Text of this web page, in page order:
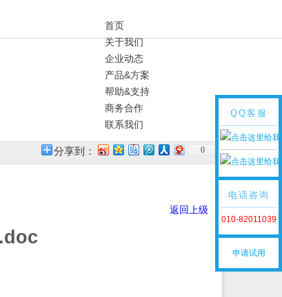
首页
关于我们
企业动态
产品&方案
帮助&支持
商务合作
联系我们
分享到： 0
返回上级
QQ客服
电话咨询
010-82011039
申请试用